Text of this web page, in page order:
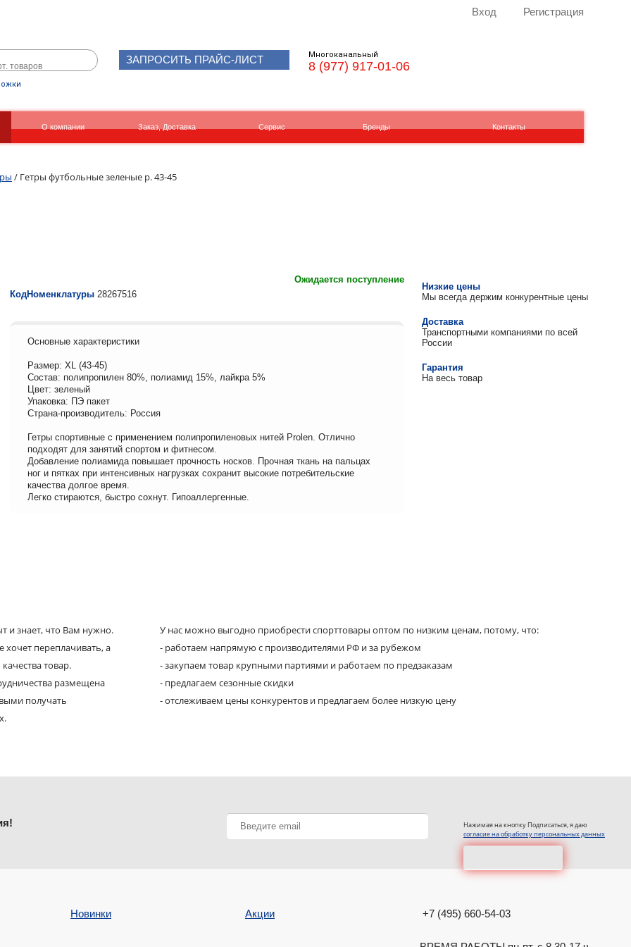
Вход Регистрация
ЗАПРОСИТЬ ПРАЙС-ЛИСТ Многоканальный
8 (977) 917-01-06
О компании Заказ, Доставка Сервис Бренды Контакты
/ Гетры футбольные зеленые р. 43-45
Ожидается поступление
КодНоменклатуры 28267516
Основные характеристики
Размер: XL (43-45)
Состав: полипропилен 80%, полиамид 15%, лайкра 5%
Цвет: зеленый
Упаковка: ПЭ пакет
Страна-производитель: Россия
Гетры спортивные с применением полипропиленовых нитей Prolen. Отлично
подходят для занятий спортом и фитнесом.
Добавление полиамида повышает прочность носков. Прочная ткань на пальцах
ног и пятках при интенсивных нагрузках сохранит высокие потребительские
качества долгое время.
Легко стираются, быстро сохнут. Гипоаллергенные.
Низкие цены
Мы всегда держим конкурентные цены
Доставка
Транспортными компаниями по всей
России
Гарантия
На весь товар
и знает, что Вам нужно.
хочет переплачивать, а
товар.
размещена
получать
У нас можно выгодно приобрести спорттовары оптом по низким ценам, потому, что:
- работаем напрямую с производителями РФ и за рубежом
- закупаем товар крупными партиями и работаем по предзаказам
- предлагаем сезонные скидки
- отслеживаем цены конкурентов и предлагаем более низкую цену
Нажимая на кнопку Подписаться, я даю
согласие на обработку персональных данных
Новинки Акции +7 (495) 660-54-03